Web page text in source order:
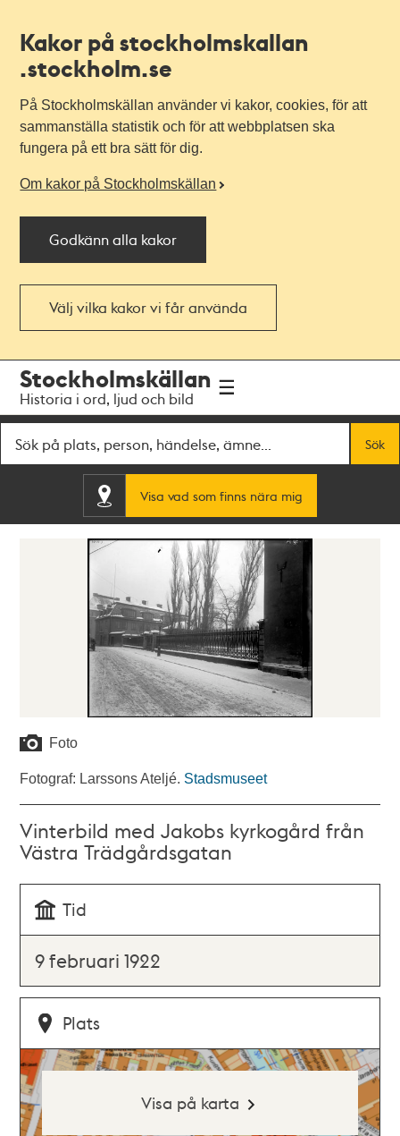
Kakor på stockholmskallan
.stockholm.se
På Stockholmskällan använder vi kakor, cookies, för att
sammanställa statistik och för att webbplatsen ska
fungera på ett bra sätt för dig.
Om kakor på Stockholmskällan
Godkänn alla kakor
Välj vilka kakor vi får använda
navigationen
huvudinnehållet
Stockholmskällan
Historia i ord, ljud och bild
Sök
Visa vad som finns nära mig
Foto
Fotograf: Larssons Ateljé. Stadsmuseet
Vinterbild med Jakobs kyrkogård från
Västra Trädgårdsgatan
Tid
9 februari 1922
Plats
Visa på karta